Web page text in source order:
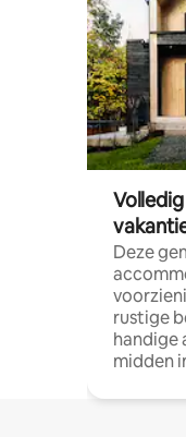
Deze
rustige
handige
midden